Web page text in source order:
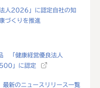
人2026」に認定自社の知
づくりを推進
「健康経営優良法人
」に認定
最新のニュースリリース一覧